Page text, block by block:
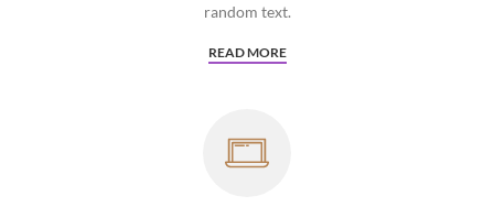
random text.
READ MORE